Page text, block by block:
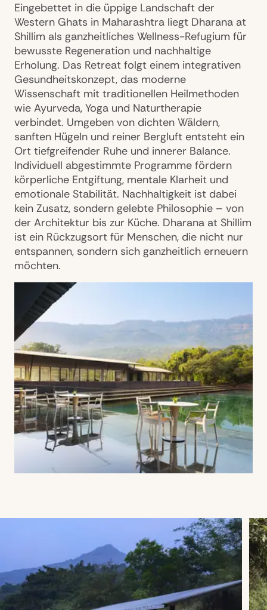
Eingebettet in die üppige Landschaft der
Western Ghats in Maharashtra liegt Dharana at
Shillim als ganzheitliches Wellness-Refugium für
bewusste Regeneration und nachhaltige
Erholung. Das Retreat folgt einem integrativen
Gesundheitskonzept, das moderne
Wissenschaft mit traditionellen Heilmethoden
wie Ayurveda, Yoga und Naturtherapie
verbindet. Umgeben von dichten Wäldern,
sanften Hügeln und reiner Bergluft entsteht ein
Ort tiefgreifender Ruhe und innerer Balance.
Individuell abgestimmte Programme fördern
körperliche Entgiftung, mentale Klarheit und
emotionale Stabilität. Nachhaltigkeit ist dabei
kein Zusatz, sondern gelebte Philosophie – von
der Architektur bis zur Küche. Dharana at Shillim
ist ein Rückzugsort für Menschen, die nicht nur
entspannen, sondern sich ganzheitlich erneuern
möchten.